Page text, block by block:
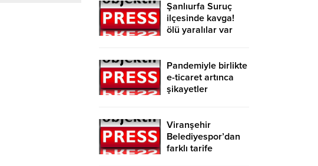
Şanlıurfa Suruç
ilçesinde kavga!
ölü yaralılar var
Pandemiyle birlikte
e-ticaret artınca
şikayetler
Viranşehir
Belediyespor’dan
farklı tarife